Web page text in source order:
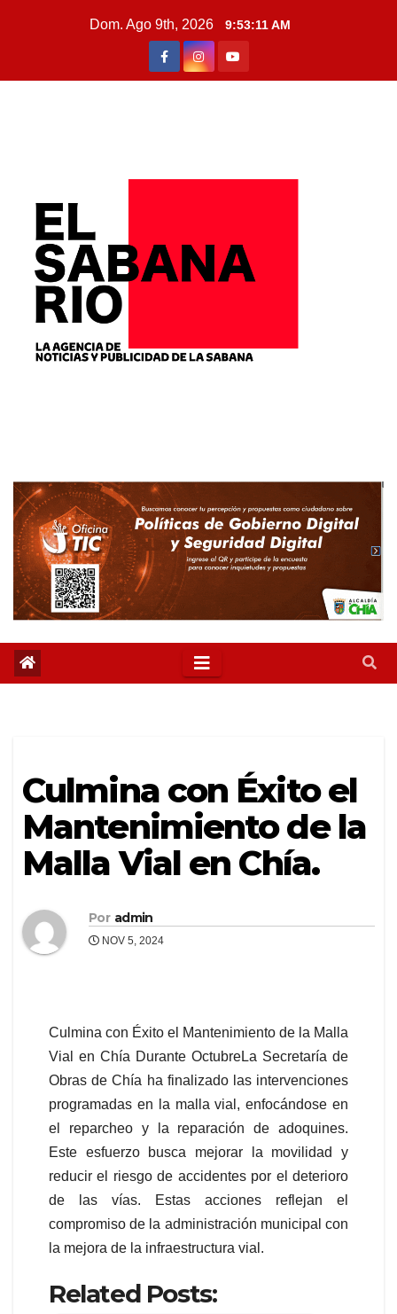
Dom. Ago 9th, 2026 9:53:12 AM
Culmina con Éxito el
Mantenimiento de la
Malla Vial en Chía.
Por admin
NOV 5, 2024
Culmina con Éxito el Mantenimiento de la Malla
Vial en Chía Durante OctubreLa Secretaría de
Obras de Chía ha finalizado las intervenciones
programadas en la malla vial, enfocándose en
el reparcheo y la reparación de adoquines.
Este esfuerzo busca mejorar la movilidad y
reducir el riesgo de accidentes por el deterioro
de las vías. Estas acciones reflejan el
compromiso de la administración municipal con
la mejora de la infraestructura vial.
Related Posts: